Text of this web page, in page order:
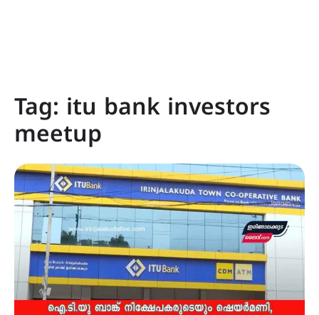
Tag: itu bank investors
meetup